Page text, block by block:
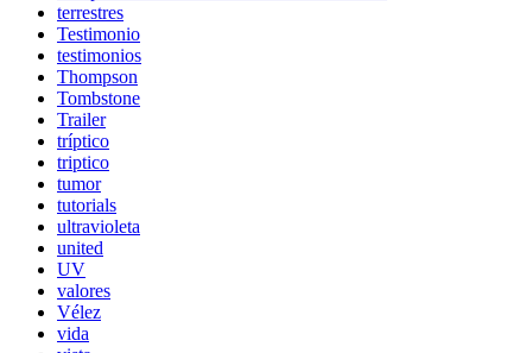
terrestres
Testimonio
testimonios
Thompson
Tombstone
Trailer
tríptico
triptico
tumor
tutorials
ultravioleta
united
UV
valores
Vélez
vida